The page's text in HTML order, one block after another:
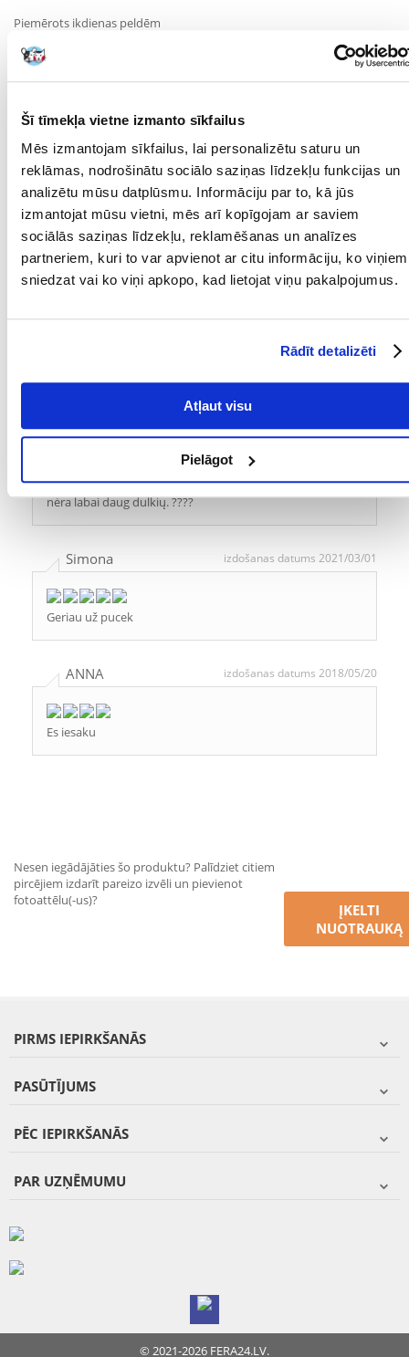
Šī tīmekļa vietne izmanto sīkfailus
Mēs izmantojam sīkfailus, lai personalizētu saturu un
reklāmas, nodrošinātu sociālo saziņas līdzekļu funkcijas un
analizētu mūsu datplūsmu. Informāciju par to, kā jūs
izmantojat mūsu vietni, mēs arī kopīgojam ar saviem
sociālās saziņas līdzekļu, reklamēšanas un analīzes
partneriem, kuri to var apvienot ar citu informāciju, ko viņiem
sniedzat vai ko viņi apkopo, kad lietojat viņu pakalpojumus.
Rādīt detalizēti
Atļaut visu
Pielāgot
Piemērots ikdienas peldēm
Palīdz uzturēt tīru, veselīgu kažoku
Parametri
SUGA: Smiltis
PRODUCENT: VERSELE-LAGA
TILPUMS (L): 2
Kādi ir produktu vērtēšanas noteikumi?
Tikai reģistrēti FERA24.LV klienti, kuri ir iegādājušies produktu,
var dot tai vērtējumu. Ar zvaigznītēm norādītais vērtējums ir
vidējais no visiem vērtējumiem. Pēc atsauksmju apstrādes mēs
UZRAKSTĪT ATSAUKSMI
Gabija izdošanas datums 2021/04/01
Puikus smėlis, tinkantis ne tik šinšiloms, bet ir žiurkėnams,
nėra labai daug dulkių. ????
Simona izdošanas datums 2021/03/01
Geriau už pucek
ANNA izdošanas datums 2018/05/20
Es iesaku
Nesen iegādājāties šo produktu? Palīdziet citiem
pircējiem izdarīt pareizo izvēli un pievienot
fotoattēlu(-us)?
ĮKELTI
NUOTRAUKĄ
PIRMS IEPIRKŠANĀS
PASŪTĪJUMS
PĒC IEPIRKŠANĀS
PAR UZŅĒMUMU
© 2021-2026 FERA24.LV.